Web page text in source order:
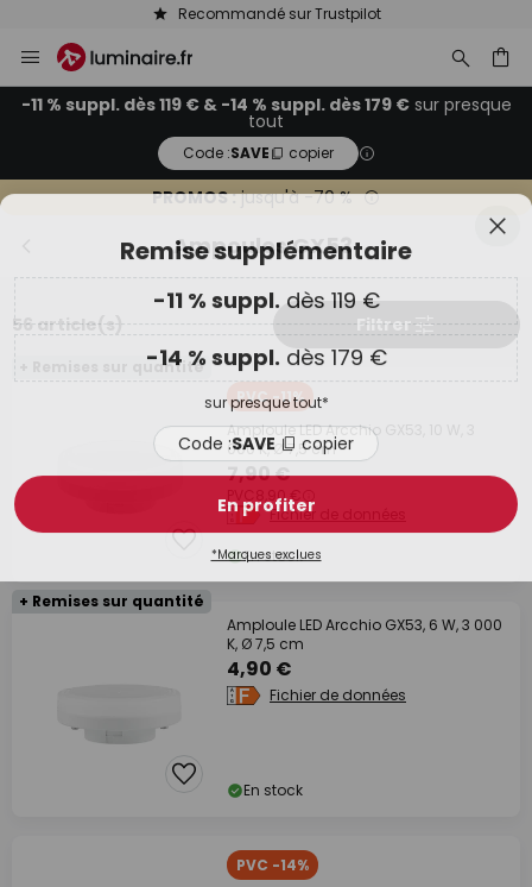
Recommandé sur Trustpilot
Allez
au
contenu
-11 % suppl. dès 119 € & -14 % suppl. dès 179 €sur presque
tout
Code :SAVE copier
PROMOS :jusqu'à -70 %
Ampoules GX53
56 article(s) Filtrer
+ Remises sur quantité
PVC -11%
Amploule LED Arcchio GX53, 10 W, 3
000 K, Ø 7,5 cm
7,90 €
8,90 €
Fichier de données
En stock
+ Remises sur quantité
Amploule LED Arcchio GX53, 6 W, 3 000
K, Ø 7,5 cm
4,90 €
Fichier de données
En stock
PVC -14%
Remise supplémentaire
-11 % suppl.dès 119 €
-14 % suppl.dès 179 €
Code :SAVE copier
En profiter
*Marques exclues